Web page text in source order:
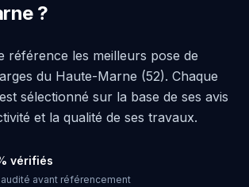
?
référence les meilleurs pose de
du Haute-Marne (52). Chaque
sélectionné sur la base de ses avis
et la qualité de ses travaux.
vérifiés
avant référencement